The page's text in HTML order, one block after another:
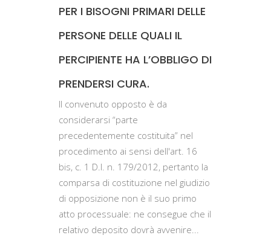
PER I BISOGNI PRIMARI DELLE
PERSONE DELLE QUALI IL
PERCIPIENTE HA L’OBBLIGO DI
PRENDERSI CURA.
Il convenuto opposto è da
considerarsi “parte
precedentemente costituita” nel
procedimento ai sensi dell'art. 16
bis, c. 1 D.l. n. 179/2012, pertanto la
comparsa di costituzione nel giudizio
di opposizione non è il suo primo
atto processuale: ne consegue che il
relativo deposito dovrà avvenire...